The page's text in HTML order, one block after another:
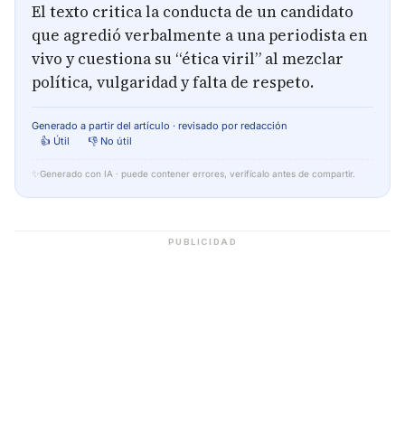
El texto critica la conducta de un candidato
que agredió verbalmente a una periodista en
vivo y cuestiona su “ética viril” al mezclar
política, vulgaridad y falta de respeto.
Generado a partir del artículo · revisado por redacción
👍 Útil
👎 No útil
✨ Generado con IA · puede contener errores, verifícalo antes de compartir.
PUBLICIDAD